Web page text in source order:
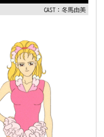
CAST：冬馬由美